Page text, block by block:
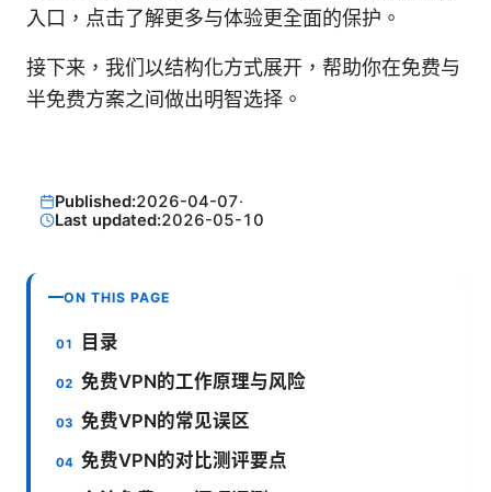
入口，点击了解更多与体验更全面的保护。
接下来，我们以结构化方式展开，帮助你在免费与
半免费方案之间做出明智选择。
Published:2026-04-07·
Last updated:2026-05-10
ON THIS PAGE
目录
免费VPN的工作原理与风险
免费VPN的常见误区
免费VPN的对比测评要点